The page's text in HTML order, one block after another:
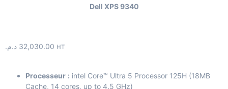
Dell XPS 9340
32,030.00 د.م. HT
Processeur : intel Core™ Ultra 5 Processor 125H (18MB
Cache, 14 cores, up to 4.5 GHz)